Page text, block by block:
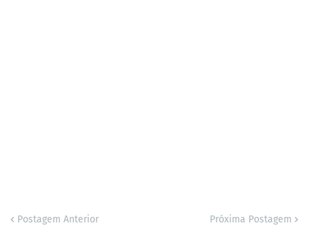
Postagem Anterior Próxima Postagem